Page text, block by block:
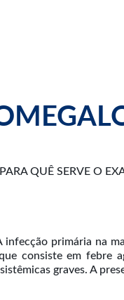
QUÊ SERVE O
primária na
consiste em